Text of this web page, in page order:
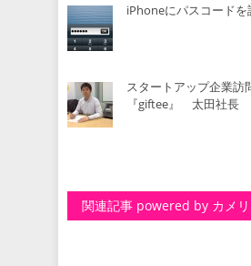
iPhoneにパスコードを
スタートアップ企業
『giftee』 太田社長
関連記事 powered by カメ